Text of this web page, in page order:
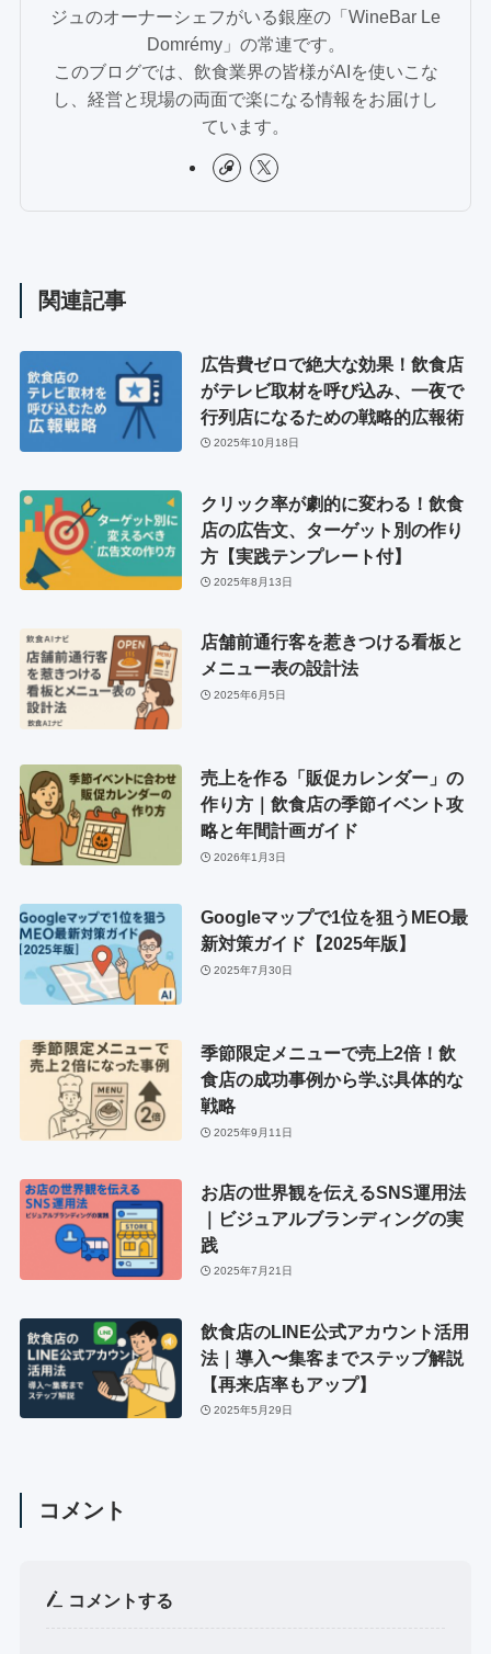
ジュのオーナーシェフがいる銀座の「WineBar Le
Domrémy」の常連です。
このブログでは、飲食業界の皆様がAIを使いこな
し、経営と現場の両面で楽になる情報をお届けし
ています。
関連記事
広告費ゼロで絶大な効果！飲食店
がテレビ取材を呼び込み、一夜で
行列店になるための戦略的広報術
2025年10月18日
クリック率が劇的に変わる！飲食
店の広告文、ターゲット別の作り
方【実践テンプレート付】
2025年8月13日
店舗前通行客を惹きつける看板と
メニュー表の設計法
2025年6月5日
売上を作る「販促カレンダー」の
作り方｜飲食店の季節イベント攻
略と年間計画ガイド
2026年1月3日
Googleマップで1位を狙うMEO最
新対策ガイド【2025年版】
2025年7月30日
季節限定メニューで売上2倍！飲
食店の成功事例から学ぶ具体的な
戦略
2025年9月11日
お店の世界観を伝えるSNS運用法
｜ビジュアルブランディングの実
践
2025年7月21日
飲食店のLINE公式アカウント活用
法｜導入〜集客までステップ解説
【再来店率もアップ】
2025年5月29日
コメント
コメントする